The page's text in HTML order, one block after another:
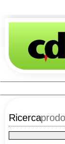
Ricerca